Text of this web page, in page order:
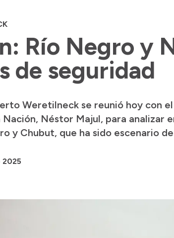
Río Negro y
de seguridad
Weretilneck se reunió hoy con
Nación, Néstor Majul, para analizar
y Chubut, que ha sido escenario